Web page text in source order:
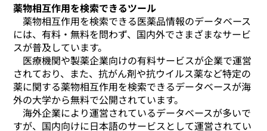
薬物相互作用を検索できるツール
薬物相互作用を検索できる医薬品情報のデータベース
には、有料・無料を問わず、国内外でさまざまなサービ
スが普及しています。
医療機関や製薬企業向けの有料サービスが企業で運営
されており、また、抗がん剤や抗ウイルス薬など特定の
薬に関する薬物相互作用を検索できるデータベースが海
外の大学から無料で公開されています。
海外企業により運営されているデータベースが多いで
すが、国内向けに日本語のサービスとして運営されてい